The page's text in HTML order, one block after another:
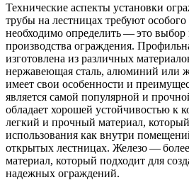
Технические аспекты установки
трубы на лестницах требуют
необходимо определить — это выбор
производства ограждения.
изготовлена из различных
нержавеющая сталь, алюминий или
имеет свои особенности и
является самой популярной и
обладает хорошей устойчивостью к
легкий и прочный материал,
использования как внутри
открытых лестницах. Железо —
материал, который подходит для
надежных ограждений.